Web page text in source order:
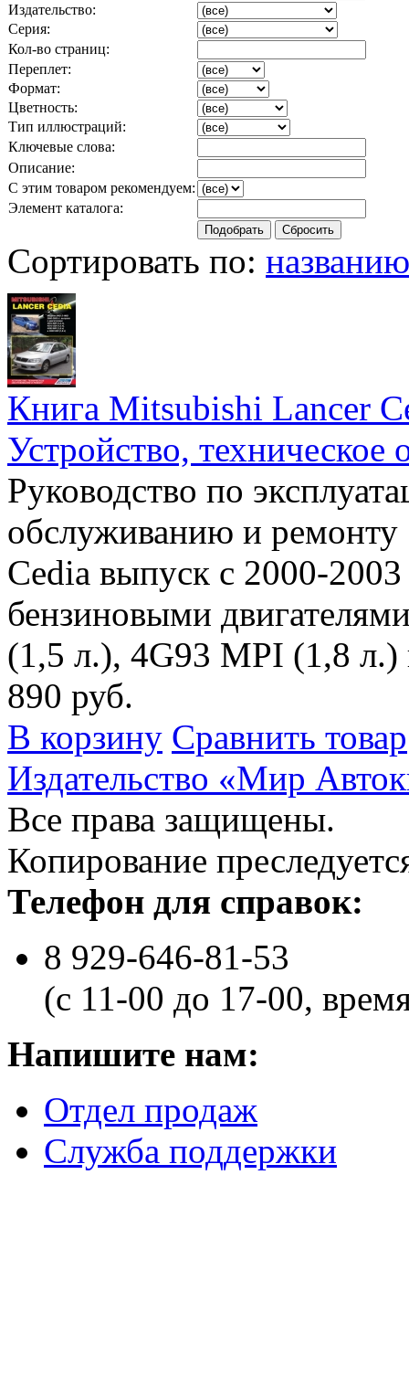
Издательство:
Серия:
Кол-во страниц:
Переплет:
Формат:
Цветность:
Тип иллюстраций:
Ключевые слова:
Описание:
С этим товаром рекомендуем:
Элемент каталога:
Сортировать по: названию
Книга Mitsubishi Lancer
Устройство,
Руководство по
обслуживанию и
Cedia выпуск с 2000-
бензиновыми
(1,5 л.), 4G93 MPI (1,8
890 руб.
В корзину Сравнить товар
Издательство «Мир
Все права защищены.
Копирование
Телефон для справок:
8 929-646-81-53
(с 11-00 до 17-00,
Напишите нам:
Отдел продаж
Служба поддержки